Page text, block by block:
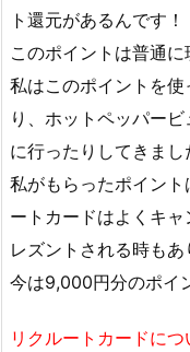
ト還元があるんです！
このポイントは普通
私はこのポイントを
り、ホットペッパー
に行ったりしてきまし
私がもらったポイン
ートカードはよくキ
レズントされる時もあ
今は9,000円分のポイ
リクルートカードに